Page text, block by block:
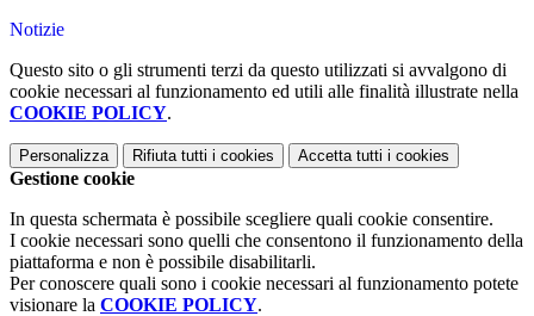
Notizie
Questo sito o gli strumenti terzi da questo utilizzati si avvalgono di
cookie necessari al funzionamento ed utili alle finalità illustrate nella
COOKIE POLICY.
Personalizza Rifiuta tutti i cookies Accetta tutti i cookies
Gestione cookie
In questa schermata è possibile scegliere quali cookie consentire.
I cookie necessari sono quelli che consentono il funzionamento della
piattaforma e non è possibile disabilitarli.
Per conoscere quali sono i cookie necessari al funzionamento potete
visionare la COOKIE POLICY.